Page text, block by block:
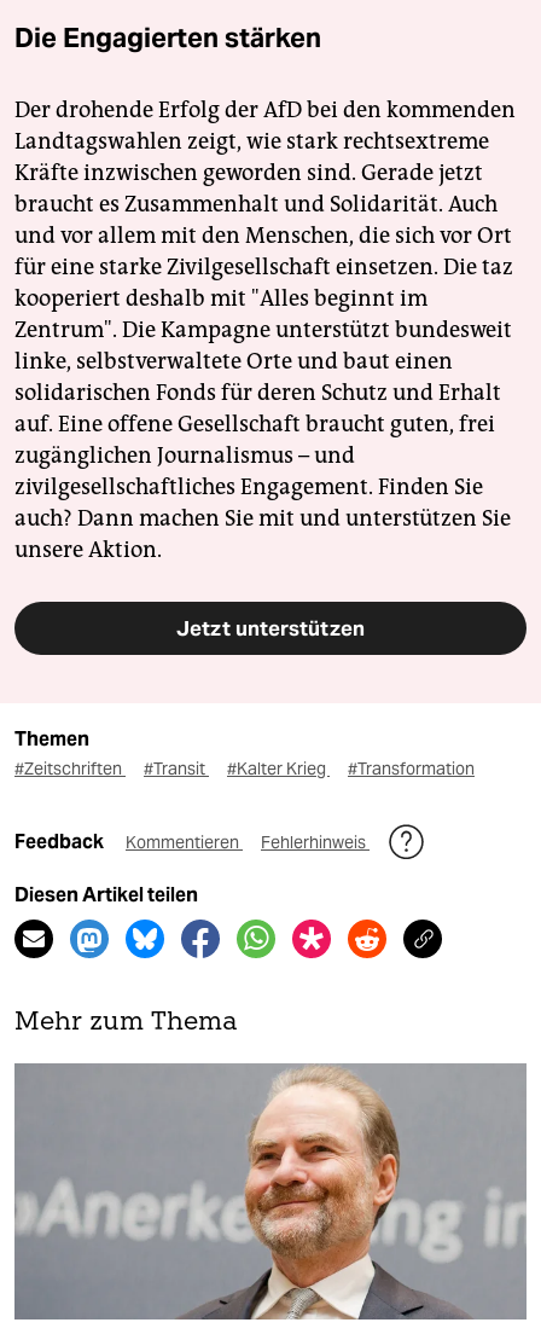
Die Engagierten stärken
Der drohende Erfolg der AfD bei den kommenden
Landtagswahlen zeigt, wie stark rechtsextreme
Kräfte inzwischen geworden sind. Gerade jetzt
braucht es Zusammenhalt und Solidarität. Auch
und vor allem mit den Menschen, die sich vor Ort
für eine starke Zivilgesellschaft einsetzen. Die taz
kooperiert deshalb mit "Alles beginnt im
Zentrum". Die Kampagne unterstützt bundesweit
linke, selbstverwaltete Orte und baut einen
solidarischen Fonds für deren Schutz und Erhalt
auf. Eine offene Gesellschaft braucht guten, frei
zugänglichen Journalismus – und
zivilgesellschaftliches Engagement. Finden Sie
auch? Dann machen Sie mit und unterstützen Sie
unsere Aktion.
Jetzt unterstützen
Themen
#Zeitschriften #Transit #Kalter Krieg #Transformation
Feedback Kommentieren Fehlerhinweis
Diesen Artikel teilen
Mehr zum Thema